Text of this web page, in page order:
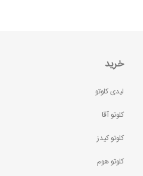
خرید
لیدی کلوتو
کلوتو آقا
کلوتو کیدز
کلوتو هوم